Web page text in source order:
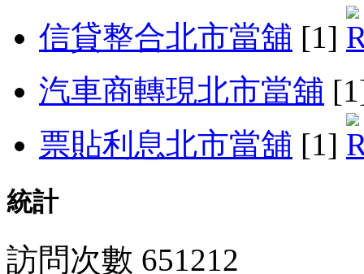
信貸整合北市當舖 [1]
汽車商轉現北市當舖
票貼利息北市當舖 [1]
統計
訪問次數 651212